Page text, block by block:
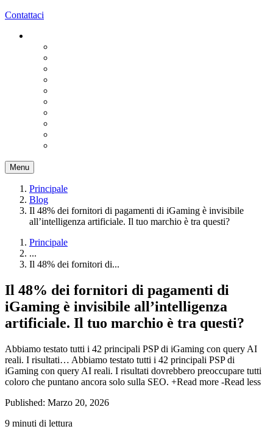
Contattaci
Menu
Principale
Blog
Il 48% dei fornitori di pagamenti di iGaming è invisibile
all’intelligenza artificiale. Il tuo marchio è tra questi?
Principale
...
Il 48% dei fornitori di...
Il 48% dei fornitori di pagamenti di
iGaming è invisibile all’intelligenza
artificiale. Il tuo marchio è tra questi?
Abbiamo testato tutti i 42 principali PSP di iGaming con query AI
reali. I risultati… Abbiamo testato tutti i 42 principali PSP di
iGaming con query AI reali. I risultati dovrebbero preoccupare tutti
coloro che puntano ancora solo sulla SEO. +Read more -Read less
Published: Marzo 20, 2026
9 minuti di lettura